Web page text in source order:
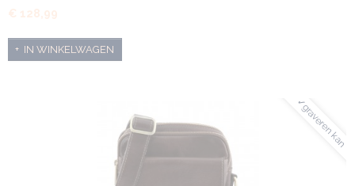
€ 128,99
IN WINKELWAGEN
✓graveren kan